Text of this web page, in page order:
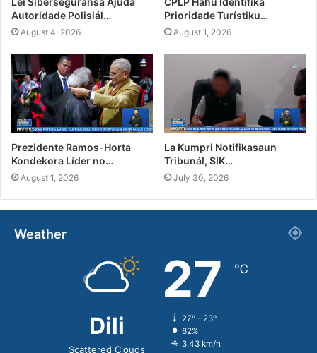
Autoridade Polisiál…
August 4, 2026
Prioridade Turístiku…
August 1, 2026
Prezidente Ramos-Horta
Kondekora Líder no…
August 1, 2026
La Kumpri Notifikasaun
Tribunál, SIK…
July 30, 2026
Weather
Dili
Scattered Clouds
27 ℃
27º - 23º
62%
3.43 km/h